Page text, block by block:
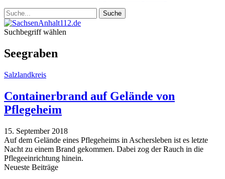
Suchbegriff wählen
Seegraben
Salzlandkreis
Containerbrand auf Gelände von
Pflegeheim
15. September 2018
Auf dem Gelände eines Pflegeheims in Aschersleben ist es letzte
Nacht zu einem Brand gekommen. Dabei zog der Rauch in die
Pflegeeinrichtung hinein.
Neueste Beiträge